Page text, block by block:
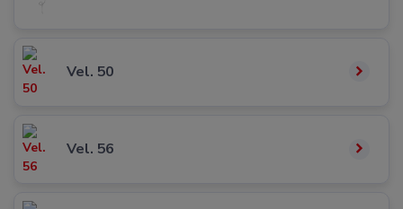
Vel. 50
Vel. 56